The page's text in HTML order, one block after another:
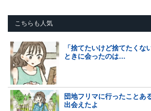
こちらも人気
「捨てたいけど捨てたくな
ときに会ったのは…
団地フリマに行ったことあ
出会えたよ